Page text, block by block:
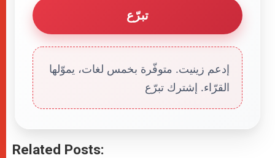
تبرّع
إدعم زينيت. متوفّرة بخمس لغات، يموّلها
القرّاء. إشترك تبرّع
Related Posts: